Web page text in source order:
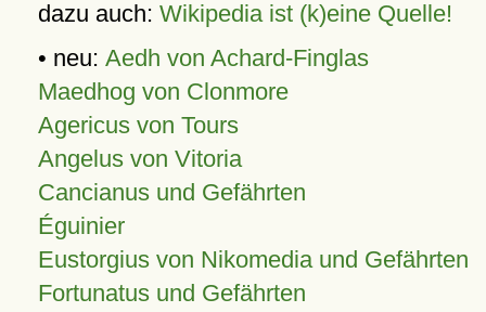
dazu auch: Wikipedia ist (k)eine Quelle!
• neu: Aedh von Achard-Finglas
Maedhog von Clonmore
Agericus von Tours
Angelus von Vitoria
Cancianus und Gefährten
Éguinier
Eustorgius von Nikomedia und Gefährten
Fortunatus und Gefährten